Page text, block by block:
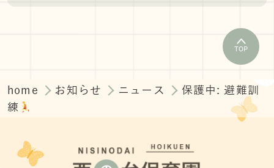
TOP
home お知らせ ニュース
保護中: 避難訓
練